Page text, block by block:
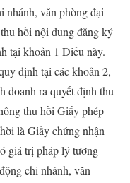
nhánh, văn phòng đại
hồi nội dung đăng ký
tại khoản 1 Điều này.
định tại các khoản 2,
doanh ra quyết định thu
thu hồi Giấy phép
là Giấy chứng nhận
giá trị pháp lý tương
chi nhánh, văn